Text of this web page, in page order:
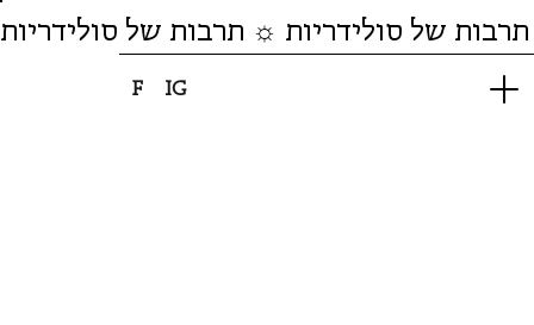
F IG
של סולידריות ☼ תרבות של סולידריות